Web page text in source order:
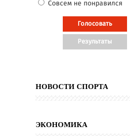
Совсем не понравился
НОВОСТИ СПОРТА
ЭКОНОМИКА